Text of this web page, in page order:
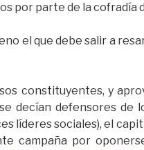
por parte de la cofradía
el que debe salir a
constituyentes, y
decían defensores
líderes sociales), el
campaña por